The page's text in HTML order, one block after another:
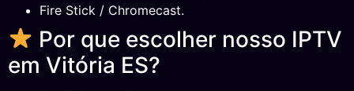
Fire Stick / Chromecast.
Por que escolher nosso IPTV
em Vitória ES?